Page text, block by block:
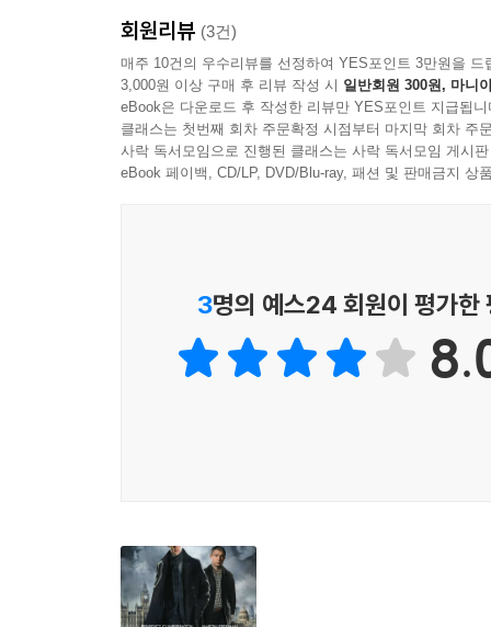
회원리뷰 (3건)
매주 10건의 우수리뷰를 선정하여 YES포인트 3만원을 드
3,000원 이상 구매 후 리뷰 작성 시 일반회원 300원, 마니
eBook은 다운로드 후 작성한 리뷰만 YES포인트 지급됩니
클래스는 첫번째 회차 주문확정 시점부터 마지막 회차 주
사락 독서모임으로 진행된 클래스는 사락 독서모임 게시
eBook 페이백, CD/LP, DVD/Blu-ray, 패션 및 판매금지 상
3명의 예스24 회원이 평가한